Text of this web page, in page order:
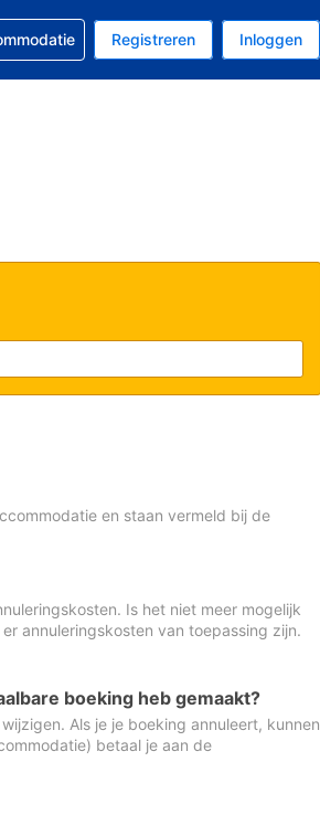
dollar
Registreren Inloggen
en staan vermeld bij de
Is het niet meer mogelijk
annuleringskosten van toepassing zijn.
boeking heb gemaakt?
Als je je boeking annuleert, kunnen
betaal je aan de